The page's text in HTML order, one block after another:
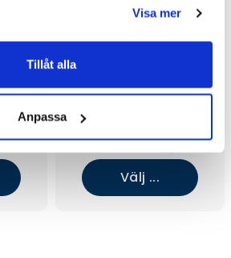
Visa mer
Tillåt alla
Anpassa
Alumi)
Viskan Spa Sandö White
Edition spabad (Svart
129 995 kr/st
Välj ...